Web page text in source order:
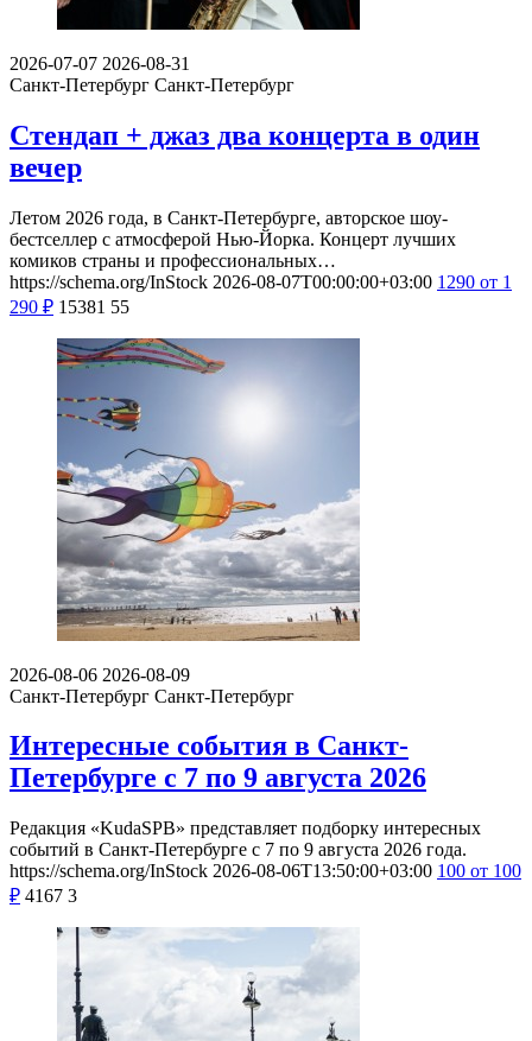
2026-07-07 2026-08-31
Санкт-Петербург Санкт-Петербург
Стендап + джаз два концерта в один
вечер
Летом 2026 года, в Санкт-Петербурге, авторское шоу-
бестселлер с атмосферой Нью-Йорка. Концерт лучших
комиков страны и профессиональных…
https://schema.org/InStock 2026-08-07T00:00:00+03:00 1290 от 1
290 ₽ 15381 55
2026-08-06 2026-08-09
Санкт-Петербург Санкт-Петербург
Интересные события в Санкт-
Петербурге с 7 по 9 августа 2026
Редакция «KudaSPB» представляет подборку интересных
событий в Санкт-Петербурге с 7 по 9 августа 2026 года.
https://schema.org/InStock 2026-08-06T13:50:00+03:00 100 от 100
₽ 4167 3